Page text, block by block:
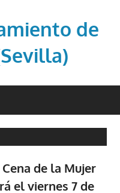
de
Cena de la Mujer
el viernes 7 de